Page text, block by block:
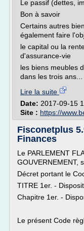
Le passif (dettes,
Bon à savoir
Certains autres
également faire
le capital ou la
d'assurance-vie
les biens meubles
dans les trois ans...
Lire la suite
Date: 2017-09-15
Site : https://
Fisconetplus
Finances
Le PARLEMENT
GOUVERNEMENT,
Décret portant le
TITRE 1er. -
Chapitre 1er. -
Le présent Code